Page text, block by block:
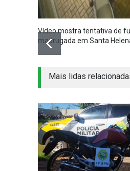
Vídeo mostra tentativa de
madrugada em Santa
Mais lidas